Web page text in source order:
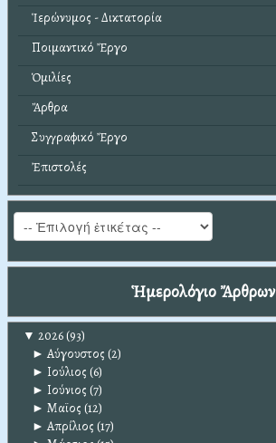
Ἱερώνυμος - Δικτατορία
Ποιμαντικό Ἔργο
Ὁμιλίες
Ἄρθρα
Συγγραφικό Ἔργο
Ἐπιστολές
Ἡμερολόγιο Ἄρθρων
▼ 2026(93)
► Αύγουστος (2)
► Ιούλιος (6)
► Ιούνιος (7)
► Μαϊος (12)
► Απρίλιος (17)